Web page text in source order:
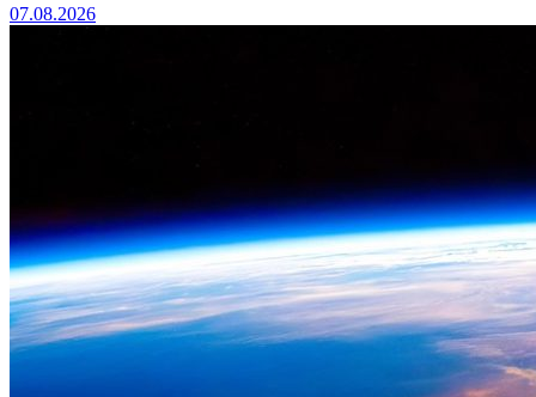
07.08.2026